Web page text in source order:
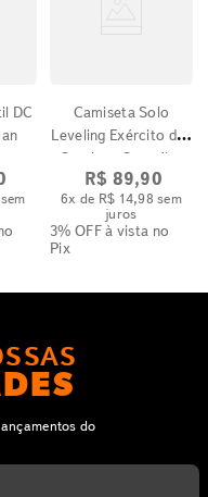
DC
sem
Camiseta Solo
Leveling Exército das
Sombras Sung Jin-
Woo
R$ 89,90
6x de R$ 14,98 sem
juros
3% OFFà vista no
Pix
do